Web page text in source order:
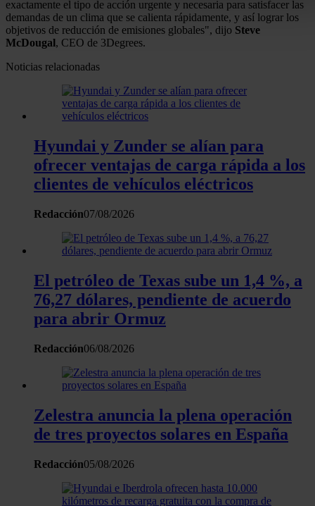
Obtenga más información sobre cómo se procesan sus
personales y establezca sus preferencias en lasección de
datos. Puede cambiar o retirar su consentimiento en
momento en la Declaración de cookies.
Las cookies de este sitio web se usan para personalizar el
contenido y los anuncios, ofrecer funciones de redes
uso que haga del sitio web con nuestros partners de redes
sociales, publicidad y análisis web, quienes pueden
con otra información que les haya proporcionado o que
exactamente el tipo de acción urgente y necesaria para satisfacer las
demandas de un clima que se calienta rápidamente, y así lograr los
objetivos de reducción de emisiones globales", dijo Steve
McDougal, CEO de 3Degrees.
Noticias relacionadas
Hyundai y Zunder se alían para
ofrecer ventajas de carga rápida a los
clientes de vehículos eléctricos
Redacción07/08/2026
El petróleo de Texas sube un 1,4 %, a
76,27 dólares, pendiente de acuerdo
para abrir Ormuz
Redacción06/08/2026
Zelestra anuncia la plena operación
de tres proyectos solares en España
Redacción05/08/2026